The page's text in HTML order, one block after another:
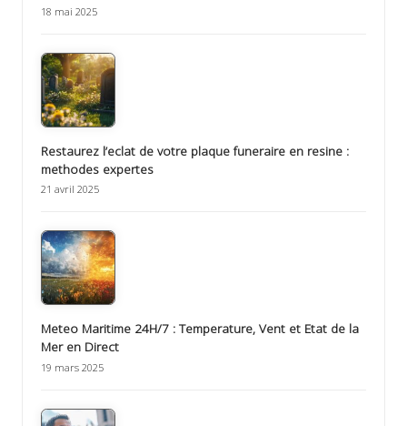
18 mai 2025
Restaurez l’eclat de votre plaque funeraire en resine :
methodes expertes
21 avril 2025
Meteo Maritime 24H/7 : Temperature, Vent et Etat de la
Mer en Direct
19 mars 2025